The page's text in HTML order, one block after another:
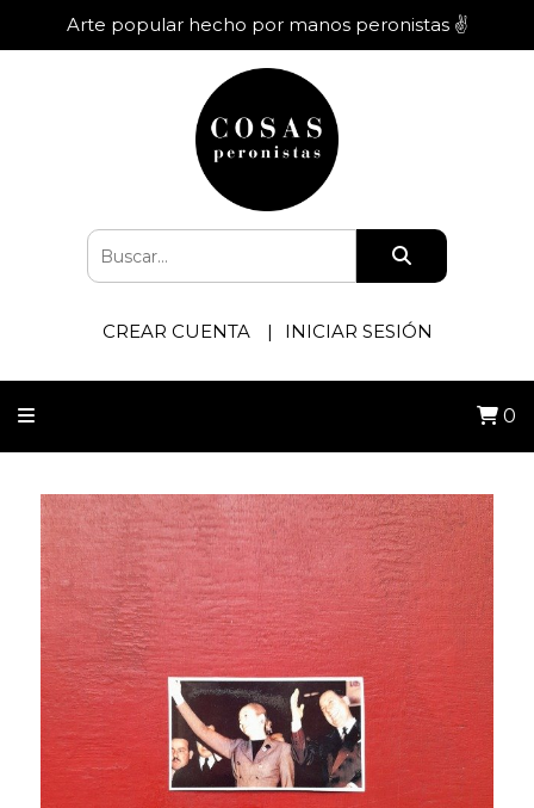
Arte popular hecho por manos peronistas ✌️
CREAR CUENTA INICIAR SESIÓN
0